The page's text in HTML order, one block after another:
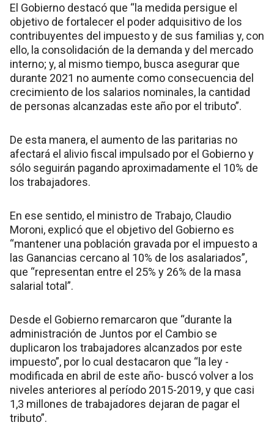
El Gobierno destacó que “la medida persigue el
objetivo de fortalecer el poder adquisitivo de los
contribuyentes del impuesto y de sus familias y, con
ello, la consolidación de la demanda y del mercado
interno; y, al mismo tiempo, busca asegurar que
durante 2021 no aumente como consecuencia del
crecimiento de los salarios nominales, la cantidad
de personas alcanzadas este año por el tributo”.
De esta manera, el aumento de las paritarias no
afectará el alivio fiscal impulsado por el Gobierno y
sólo seguirán pagando aproximadamente el 10% de
los trabajadores.
En ese sentido, el ministro de Trabajo, Claudio
Moroni, explicó que el objetivo del Gobierno es
“mantener una población gravada por el impuesto a
las Ganancias cercano al 10% de los asalariados”,
que “representan entre el 25% y 26% de la masa
salarial total”.
Desde el Gobierno remarcaron que “durante la
administración de Juntos por el Cambio se
duplicaron los trabajadores alcanzados por este
impuesto”, por lo cual destacaron que “la ley -
modificada en abril de este año- buscó volver a los
niveles anteriores al período 2015-2019, y que casi
1,3 millones de trabajadores dejaran de pagar el
tributo”.